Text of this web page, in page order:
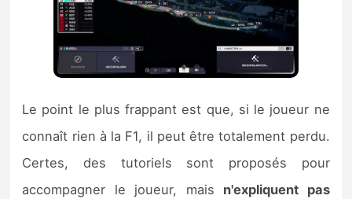
Le point le plus frappant est que, si le joueur ne
connaît rien à la F1, il peut être totalement perdu.
Certes, des tutoriels sont proposés pour
accompagner le joueur, mais n'expliquent pas